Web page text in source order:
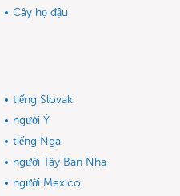
Cây họ đậu
tiếng Slovak
người Ý
tiếng Nga
người Tây Ban Nha
người Mexico